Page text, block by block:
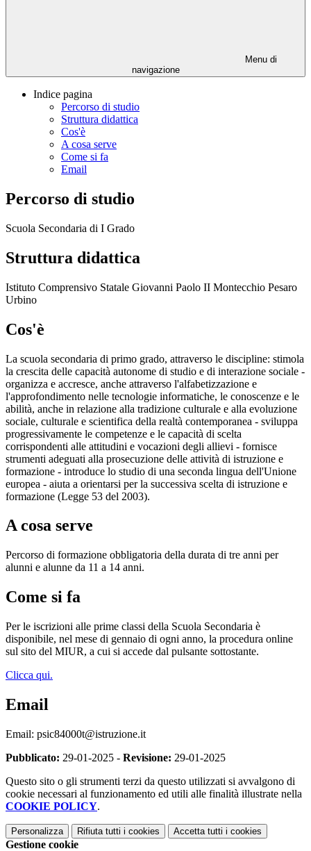
Menu di
navigazione
Indice pagina
Percorso di studio
Struttura didattica
Cos'è
A cosa serve
Come si fa
Email
Percorso di studio
Scuola Secondaria di I Grado
Struttura didattica
Istituto Comprensivo Statale Giovanni Paolo II Montecchio Pesaro
Urbino
Cos'è
La scuola secondaria di primo grado, attraverso le discipline: stimola
la crescita delle capacità autonome di studio e di interazione sociale -
organizza e accresce, anche attraverso l'alfabetizzazione e
l'approfondimento nelle tecnologie informatiche, le conoscenze e le
abilità, anche in relazione alla tradizione culturale e alla evoluzione
sociale, culturale e scientifica della realtà contemporanea - sviluppa
progressivamente le competenze e le capacità di scelta
corrispondenti alle attitudini e vocazioni degli allievi - fornisce
strumenti adeguati alla prosecuzione delle attività di istruzione e
formazione - introduce lo studio di una seconda lingua dell'Unione
europea - aiuta a orientarsi per la successiva scelta di istruzione e
formazione (Legge 53 del 2003).
A cosa serve
Percorso di formazione obbligatoria della durata di tre anni per
alunni e alunne da 11 a 14 anni.
Come si fa
Per le iscrizioni alle prime classi della Scuola Secondaria è
disponibile, nel mese di gennaio di ogni anno, la procedura online
sul sito del MIUR, a cui si accede dal pulsante sottostante.
Clicca qui.
Email
Email: psic84000t@istruzione.it
Pubblicato: 29-01-2025 - Revisione: 29-01-2025
Questo sito o gli strumenti terzi da questo utilizzati si avvalgono di
cookie necessari al funzionamento ed utili alle finalità illustrate nella
COOKIE POLICY.
Personalizza Rifiuta tutti i cookies Accetta tutti i cookies
Gestione cookie